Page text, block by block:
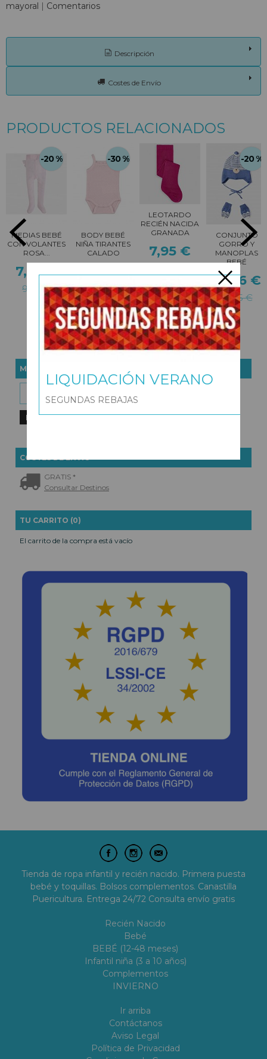
MARCAS
COSTES DE ENVÍO
GRATIS *
Consultar Destinos
TU CARRITO (0)
El carrito de la compra está vacío
mayoral | Comentarios
Descripción
Costes de Envío
PRODUCTOS RELACIONADOS
-20 %
MEDIAS BEBÉ
CON VOLANTES
ROSA...
7,96 €
9,95 €
-30 %
BODY BEBÉ
NIÑA TIRANTES
CALADO
6,97 €
9,95 €
LEOTARDO
RECIÉN NACIDA
GRANADA
7,95 €
-20 %
CONJUNTO
GORRO Y
MANOPLAS
BEBÉ
14,36 €
17,95 €
Tienda de ropa infantil y recién nacido. Primera puesta
bebé y toquillas. Bolsos complementos. Canastilla
Puericultura. Entrega 24/72 Consulta envío gratis
Recién Nacido
Bebé
BEBÉ (12-48 meses)
Infantil niña (3 a 10 años)
Complementos
INVIERNO
Ir arriba
Contáctanos
Aviso Legal
Política de Privacidad
LIQUIDACIÓN VERANO
SEGUNDAS REBAJAS